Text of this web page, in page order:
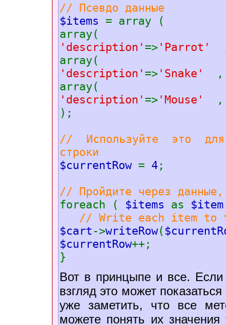
// Псевдо данные
$items = array (
array(
'description' =>'Parrot'
array(
'description' =>'Snake' ,
array(
'description' =>'Mouse' ,
);
// Используйте это для
строки
$currentRow = 4;
// Пройдите через
foreach ( $items as
// Write each item to
$cart->writeRow(
$currentRow++;
}
Вот в принцыпе и все.
взгляд это может
уже заметить, что все
можете понять их